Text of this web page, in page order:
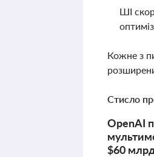
ШІ
Кожне з
Стисло
OpenAI
$60